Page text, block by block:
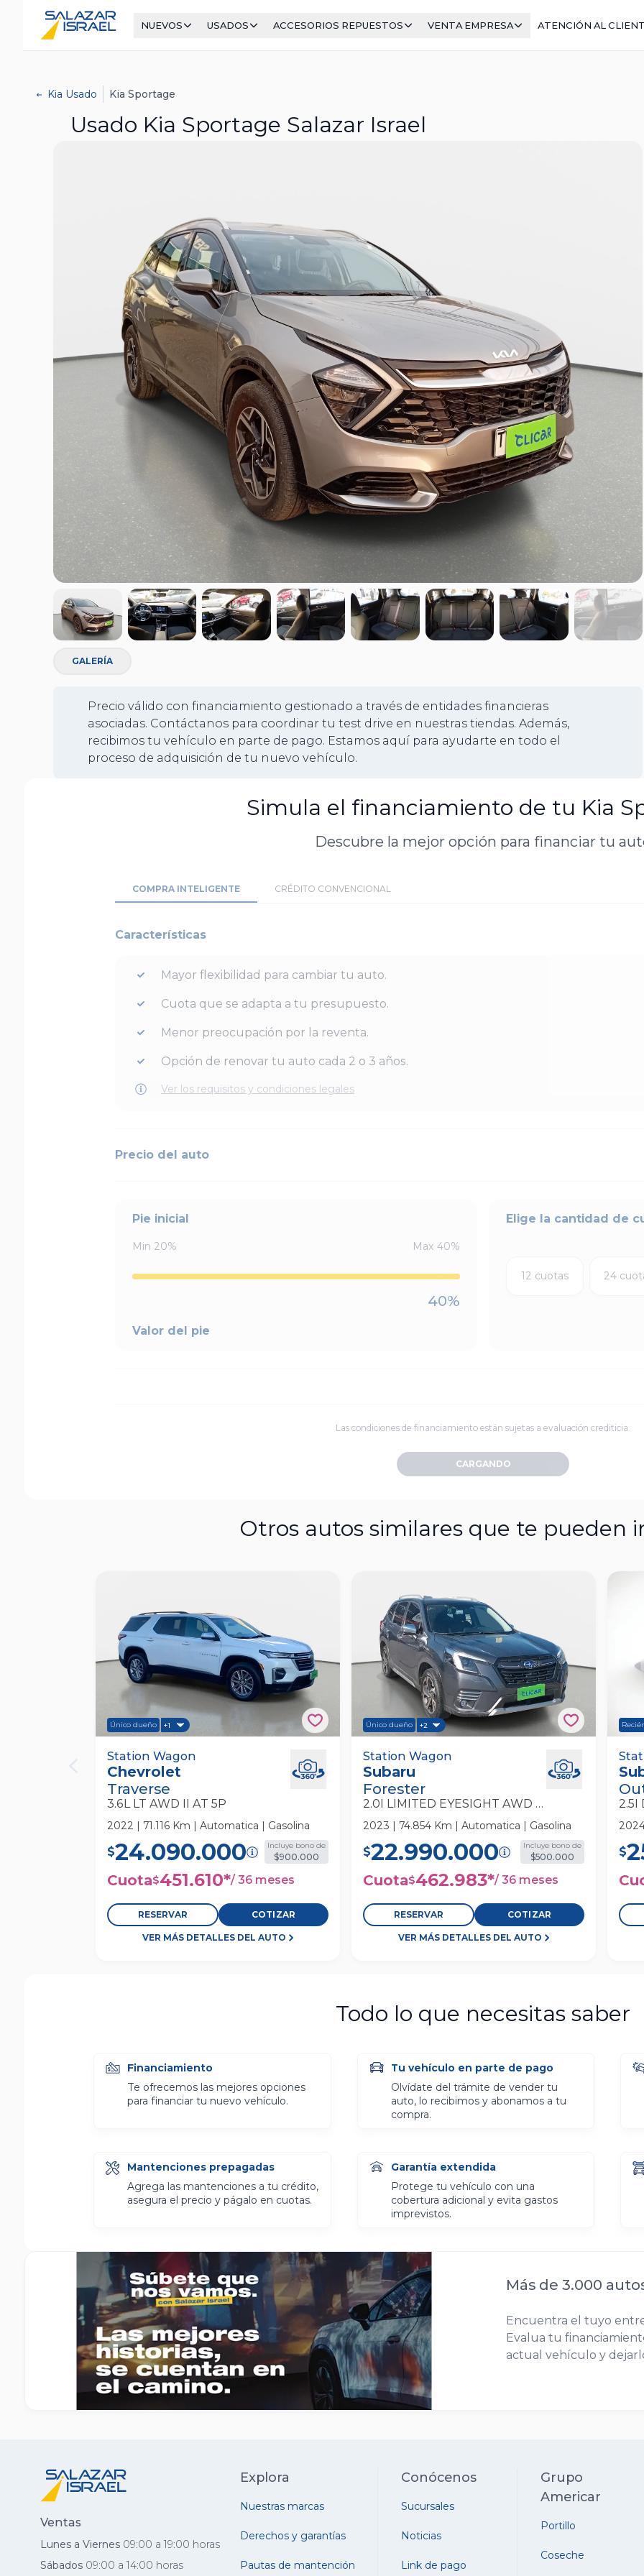
NUEVOS USADOS ACCESORIOS REPUESTOS VENTA EMPRESA ATENCIÓN AL
Kia Usado Kia Sportage
Usado Kia Sportage Salazar Israel
GALERÍA
Precio válido con financiamiento gestionado a través de entidades financieras
asociadas. Contáctanos para coordinar tu test drive en nuestras tiendas. Además,
recibimos tu vehículo en parte de pago. Estamos aquí para ayudarte en todo el
proceso de adquisición de tu nuevo vehículo.
Simula el financiamiento de tu Kia
Descubre la mejor opción para financiar tu
COMPRA INTELIGENTE CRÉDITO CONVENCIONAL
Características
Mayor flexibilidad para cambiar tu auto.
Cuota que se adapta a tu presupuesto.
Menor preocupación por la reventa.
Opción de renovar tu auto cada 2 o 3 años.
Ver los requisitos y condiciones legales
Precio del auto
Pie inicial
Min 20% Max 40%
40%
Valor del pie
Elige la cantidad de
12 cuotas 24
Las condiciones de financiamiento están sujetas a evaluación crediticia.
CARGANDO
Otros autos similares que te pueden
Único dueño +1
Chevrolet Traverse 3.6l Lt Awd Ii At 5p
Station Wagon
Station Wagon
Chevrolet
Traverse
3.6L LT AWD II AT 5P
2022 | 71.116 Km | Automatica | Gasolina
$24.090.000 Incluye bono de
$900.000
Cuota$451.610*/ 36 meses
RESERVAR COTIZAR
VER MÁS DETALLES DEL AUTO
Único dueño +2
Subaru Forester 2.0i Limited Eyesight
Awd At 5p Station Wagon
Station Wagon
Subaru
Forester
2.0I LIMITED EYESIGHT AWD AT 5P
2023 | 74.854 Km | Automatica | Gasolina
$22.990.000 Incluye bono de
$500.000
Cuota$462.983*/ 36 meses
RESERVAR COTIZAR
VER MÁS DETALLES DEL AUTO
At
2.5I
$
Todo lo que necesitas saber
Financiamiento
Te ofrecemos las mejores opciones
para financiar tu nuevo vehículo.
Tu vehículo en parte de pago
Olvídate del trámite de vender tu
auto, lo recibimos y abonamos a tu
compra.
Mantenciones prepagadas
Agrega las mantenciones a tu crédito,
asegura el precio y págalo en cuotas.
Garantía extendida
Protege tu vehículo con una
cobertura adicional y evita gastos
imprevistos.
Más de 3.000
Encuentra el tuyo
Evalua tu
actual vehículo y
Ventas
Lunes a Viernes 09:00 a 19:00 horas
Sábados 09:00 a 14:00 horas
Explora
Nuestras marcas
Derechos y garantías
Pautas de mantención
Conócenos
Sucursales
Noticias
Link de pago
Grupo
Americar
Portillo
Coseche